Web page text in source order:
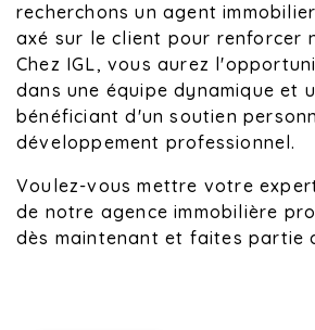
recherchons un agent
axé sur le client pour renforcer
Chez IGL, vous aurez
dans une équipe dynamique et
bénéficiant d'un soutien
développement professionnel.
Voulez-vous mettre votre
de notre agence immobilière
dès maintenant et faites partie